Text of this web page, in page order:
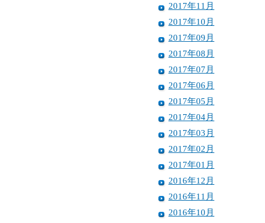
2017年11月
2017年10月
2017年09月
2017年08月
2017年07月
2017年06月
2017年05月
2017年04月
2017年03月
2017年02月
2017年01月
2016年12月
2016年11月
2016年10月